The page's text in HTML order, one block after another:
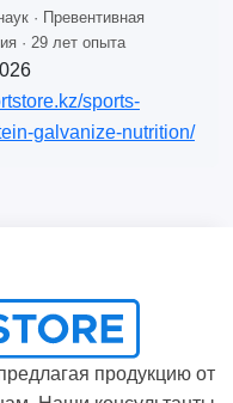
· Превентивная
· 29 лет опыта
sports-
galvanize-nutrition/
продукцию от